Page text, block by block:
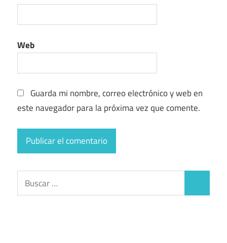
Web
Guarda mi nombre, correo electrónico y web en
este navegador para la próxima vez que comente.
Buscar: